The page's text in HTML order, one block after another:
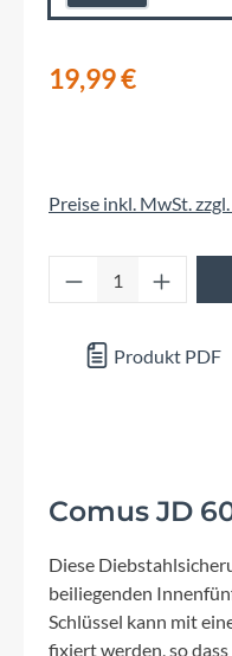
19,99 €
Preise inkl. MwSt.
Produkt
Produkt PDF
Comus JD
Diese
beiliegenden
Schlüssel kann mit
fixiert werden, so